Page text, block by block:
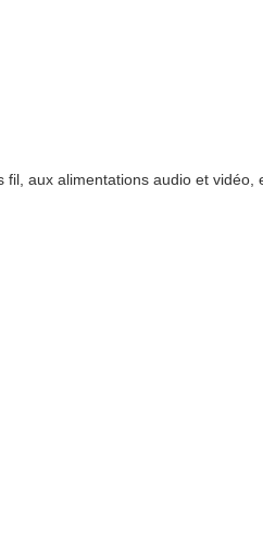
aux alimentations audio et